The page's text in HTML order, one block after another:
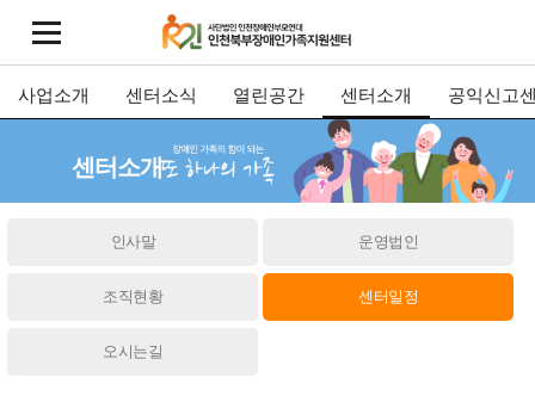
사업소개 센터소식 열린공간 센터소개 공익신고
센터소개
인사말 운영법인
조직현황 센터일정
오시는길